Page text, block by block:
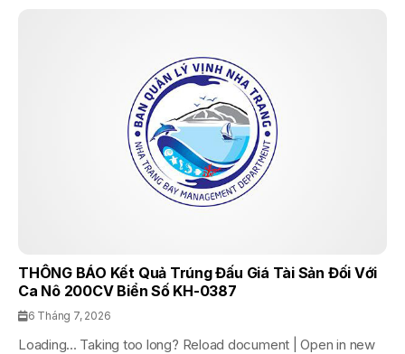
THÔNG BÁO Kết Quả Trúng Đấu Giá Tài Sản Đối Với
Ca Nô 200CV Biển Số KH-0387
6 Tháng 7, 2026
Loading... Taking too long? Reload document | Open in new